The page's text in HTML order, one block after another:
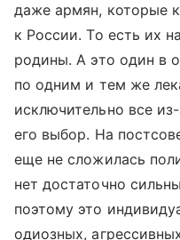
даже армян, которые
к России. То есть их
родины. А это один в
по одним и тем же
исключительно все
его выбор. На
еще не сложилась
нет достаточно
поэтому это
одиозных,